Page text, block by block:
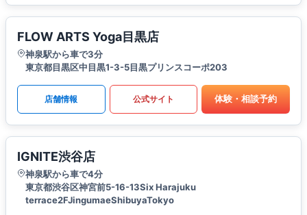
FLOW ARTS Yoga目黒店
神泉駅から車で3分
東京都目黒区中目黒1-3-5目黒プリンスコーポ203
店舗情報 公式サイト 体験・相談予約
IGNITE渋谷店
神泉駅から車で4分
東京都渋谷区神宮前5-16-13Six Harajuku
terrace2FJingumaeShibuyaTokyo